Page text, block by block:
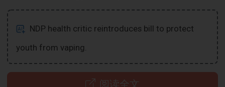
NDP health critic reintroduces bill to protect
youth from vaping.
阅读全文